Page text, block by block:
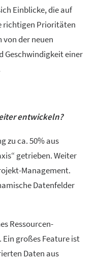
Einblicke, die auf
richtigen Prioritäten
der neuen
Geschwindigkeit einer
entwickeln?
zu ca. 50% aus
getrieben. Weiter
Management.
Datenfelder
Ressourcen-
großes Feature ist
Daten aus